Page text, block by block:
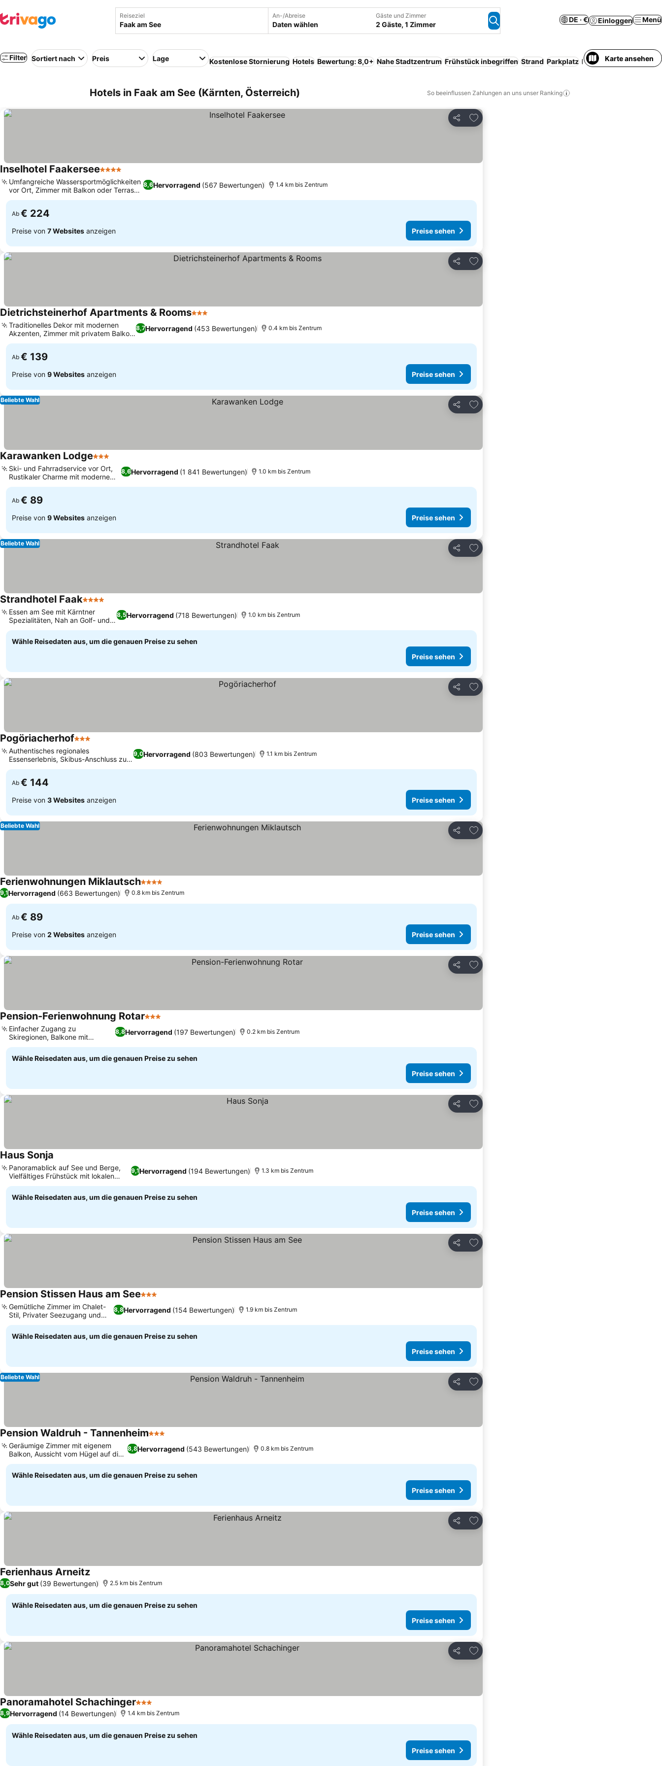
Reiseziel An-/Abreise
Daten wählen
Gäste und Zimmer
2 Gäste, 1 Zimmer
DE · € Einloggen Menü
Filter Sortiert nach Preis Lage Kostenlose Stornierung Hotels Bewertung: 8,0+ Nahe Stadtzentrum Frühstück inbegriffen Strand Parkplatz Halbpension Pool
Karte ansehen
Hotels in Faak am See (Kärnten, Österreich) So beeinflussen Zahlungen an uns unser Ranking
Teilen
Zu Favoriten hinzufügen
Inselhotel Faakersee4 Sterne
8,6Hervorragend (567 Bewertungen)
Umfangreiche Wassersportmöglichkeiten
vor Ort, Zimmer mit Balkon oder Terrasse
zur Auswahl
1.4 km bis Zentrum
Ab € 224
Preise von 7 Websites anzeigen Preise sehen
Teilen
Zu Favoriten hinzufügen
Dietrichsteinerhof Apartments & Rooms3 Sterne
8,7Hervorragend (453 Bewertungen)
Traditionelles Dekor mit modernen
Akzenten, Zimmer mit privatem Balkon
oder Terrasse
0.4 km bis Zentrum
Ab € 139
Preise von 9 Websites anzeigen Preise sehen
Teilen
Zu Favoriten hinzufügen
Beliebte Wahl
Karawanken Lodge3 Sterne
8,6Hervorragend (1 841 Bewertungen)
Ski- und Fahrradservice vor Ort,
Rustikaler Charme mit modernem
Komfort
1.0 km bis Zentrum
Ab € 89
Preise von 9 Websites anzeigen Preise sehen
Teilen
Zu Favoriten hinzufügen
Beliebte Wahl
Strandhotel Faak4 Sterne
8,5Hervorragend (718 Bewertungen)
Essen am See mit Kärntner
Spezialitäten, Nah an Golf- und
Skipisten
1.0 km bis Zentrum
Wähle Reisedaten aus, um die genauen Preise zu sehen
Preise sehen
Teilen
Zu Favoriten hinzufügen
Pogöriacherhof3 Sterne
9,0Hervorragend (803 Bewertungen)
Authentisches regionales
Essenserlebnis, Skibus-Anschluss zum
Skizentrum Gerlitzen
1.1 km bis Zentrum
Ab € 144
Preise von 3 Websites anzeigen Preise sehen
Teilen
Zu Favoriten hinzufügen
Beliebte Wahl
Ferienwohnungen Miklautsch4 Sterne
9,1Hervorragend (663 Bewertungen) 0.8 km bis Zentrum
Ab € 89
Preise von 2 Websites anzeigen Preise sehen
Teilen
Zu Favoriten hinzufügen
Pension-Ferienwohnung Rotar3 Sterne
8,8Hervorragend (197 Bewertungen)
Einfacher Zugang zu
Skiregionen, Balkone mit
malerischer Aussicht
0.2 km bis Zentrum
Wähle Reisedaten aus, um die genauen Preise zu sehen
Preise sehen
Teilen
Zu Favoriten hinzufügen
Haus Sonja
9,1Hervorragend (194 Bewertungen)
Panoramablick auf See und Berge,
Vielfältiges Frühstück mit lokalen
Spezialitäten
1.3 km bis Zentrum
Wähle Reisedaten aus, um die genauen Preise zu sehen
Preise sehen
Teilen
Zu Favoriten hinzufügen
Pension Stissen Haus am See3 Sterne
8,8Hervorragend (154 Bewertungen)
Gemütliche Zimmer im Chalet-
Stil, Privater Seezugang und
Strand
1.9 km bis Zentrum
Wähle Reisedaten aus, um die genauen Preise zu sehen
Preise sehen
Teilen
Zu Favoriten hinzufügen
Beliebte Wahl
Pension Waldruh - Tannenheim3 Sterne
8,8Hervorragend (543 Bewertungen)
Geräumige Zimmer mit eigenem
Balkon, Aussicht vom Hügel auf die
Umgebung
0.8 km bis Zentrum
Wähle Reisedaten aus, um die genauen Preise zu sehen
Preise sehen
Teilen
Zu Favoriten hinzufügen
Ferienhaus Arneitz
8,0Sehr gut (39 Bewertungen) 2.5 km bis Zentrum
Wähle Reisedaten aus, um die genauen Preise zu sehen
Preise sehen
Teilen
Zu Favoriten hinzufügen
Panoramahotel Schachinger3 Sterne
8,9Hervorragend (14 Bewertungen) 1.4 km bis Zentrum
Wähle Reisedaten aus, um die genauen Preise zu sehen
Preise sehen